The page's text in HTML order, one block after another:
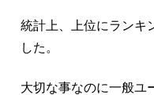
統計上、上位にランキ
した。
大切な事なのに一般ユ